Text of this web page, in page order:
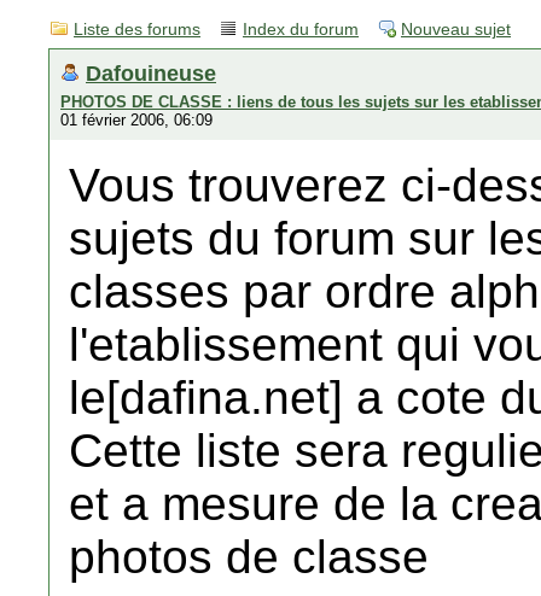
Liste des forums Index du forum Nouveau sujet
Dafouineuse
PHOTOS DE CLASSE : liens de tous les sujets sur les
01 février 2006, 06:09
Vous trouverez ci-
sujets du forum sur
classes par ordre
l'etablissement qui
le[dafina.net] a cote
Cette liste sera
et a mesure de la
photos de classe